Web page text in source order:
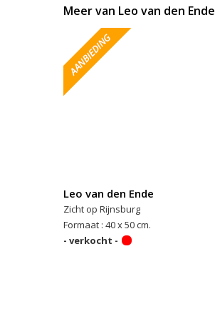
Meer van Leo van den Ende
Leo van den Ende
Zicht op Rijnsburg
Formaat : 40 x 50 cm.
- verkocht -